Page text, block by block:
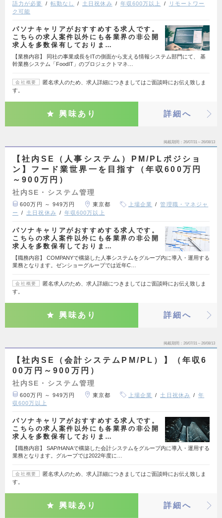
語力が必要
転勤なし 土日祝休み 年収600万以上
リモートワー
ク可能
パソナキャリアがおすすめする求人です。
こちらの求人案件以外にも各業界の非公開
求人を多数保有しておりま…
【業務内容】 同社の事業成長をITの側面から支える情報システム部門にて、 基
幹業務システム「FoodIT」のプロジェクトマネ…
会社概要
匿名求人のため、求人詳細につきましてはご面談時にお伝え致しま
す。
興味あり 詳細へ
掲載期間 26/07/31～26/08/13
【社内SE（人事システム）PM/PLポジショ
ン】フード業世界一を目指す（年収600万円
～900万円）
社内SE・システム管理
600万円 ～ 949万円 東京都 上場企業
管理職・マネジャ
ー
土日祝休み 年収600万以上
パソナキャリアがおすすめする求人です。
こちらの求人案件以外にも各業界の非公開
求人を多数保有しておりま…
【職務内容】 COMPANYで構築した人事システムをグループ内に導入・運用する
業務となります。ゼンショーグループでは近年C…
会社概要
匿名求人のため、求人詳細につきましてはご面談時にお伝え致しま
す。
興味あり 詳細へ
掲載期間 26/07/31～26/08/13
【社内SE（会計システムPM/PL）】（年収6
00万円～900万円）
社内SE・システム管理
600万円 ～ 949万円 東京都 上場企業 土日祝休み
年
収600万以上
パソナキャリアがおすすめする求人です。
こちらの求人案件以外にも各業界の非公開
求人を多数保有しておりま…
【職務内容】 SAP/HANAで構築した会計システムをグループ内に導入・運用する
業務となります。グループでは2022年度に…
会社概要
匿名求人のため、求人詳細につきましてはご面談時にお伝え致しま
す。
興味あり 詳細へ